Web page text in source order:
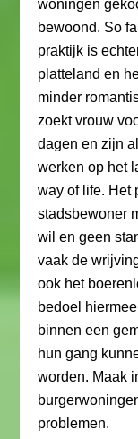
woningen
bewoond. So
praktijk is
platteland en
minder
zoekt vrouw
dagen en zijn
werken op het
way of life. Het
stadsbewoner
wil en geen
vaak de
ook het
bedoel
binnen een
hun gang
worden. Maak
problemen.